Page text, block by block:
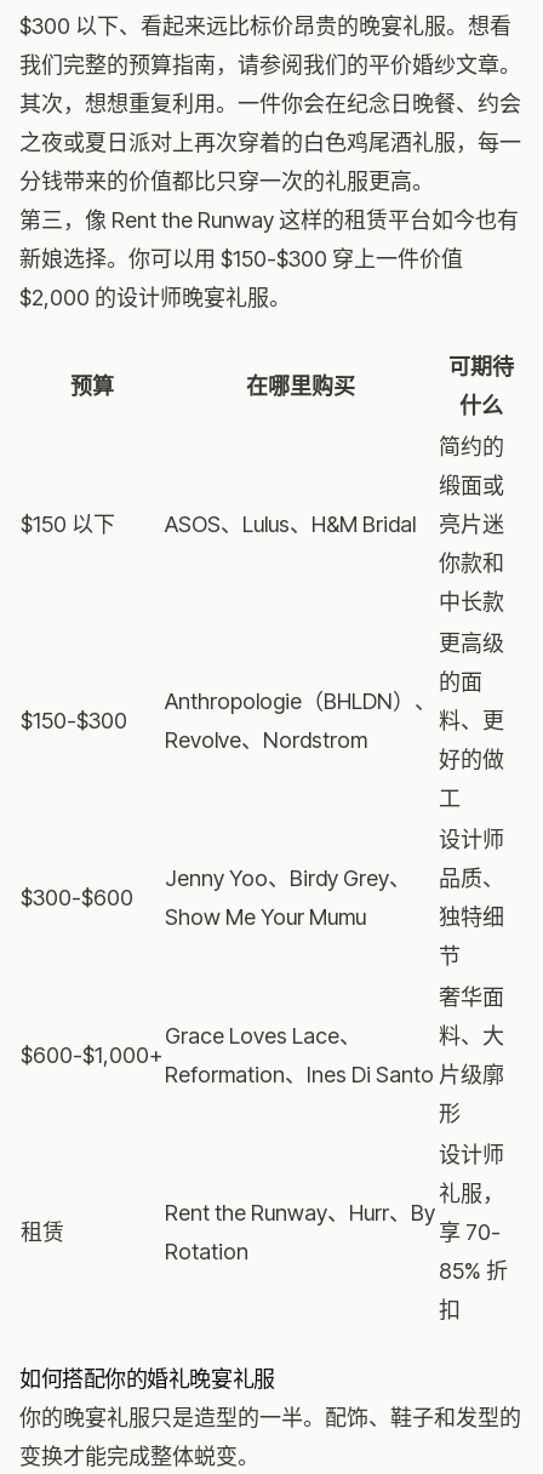
$300 以下、看起来远比标价昂贵的晚宴礼服。想看
我们完整的预算指南，请参阅我们的平价婚纱文章。
其次，想想重复利用。一件你会在纪念日晚餐、约会
之夜或夏日派对上再次穿着的白色鸡尾酒礼服，每一
分钱带来的价值都比只穿一次的礼服更高。
第三，像 Rent the Runway 这样的租赁平台如今也有
新娘选择。你可以用 $150-$300 穿上一件价值
$2,000 的设计师晚宴礼服。
预算 在哪里购买
可期待
什么
$150 以下 ASOS、Lulus、H&M Bridal
简约的
缎面或
亮片迷
你款和
中长款
$150-$300
Anthropologie（BHLDN）、
Revolve、Nordstrom
更高级
的面
料、更
好的做
工
$300-$600
Jenny Yoo、Birdy Grey、
Show Me Your Mumu
设计师
品质、
独特细
节
$600-$1,000+
Grace Loves Lace、
Reformation、Ines Di Santo
奢华面
料、大
片级廓
形
租赁
Rent the Runway、Hurr、By
Rotation
设计师
礼服，
享 70-
85% 折
扣
如何搭配你的婚礼晚宴礼服
你的晚宴礼服只是造型的一半。配饰、鞋子和发型的
变换才能完成整体蜕变。